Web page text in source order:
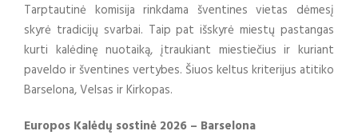
Tarptautinė komisija rinkdama šventines vietas dėmesį
skyrė tradicijų svarbai. Taip pat išskyrė miestų pastangas
kurti kalėdinę nuotaiką, įtraukiant miestiečius ir kuriant
paveldo ir šventines vertybes. Šiuos keltus kriterijus atitiko
Barselona, Velsas ir Kirkopas.
Europos Kalėdų sostinė 2026 – Barselona